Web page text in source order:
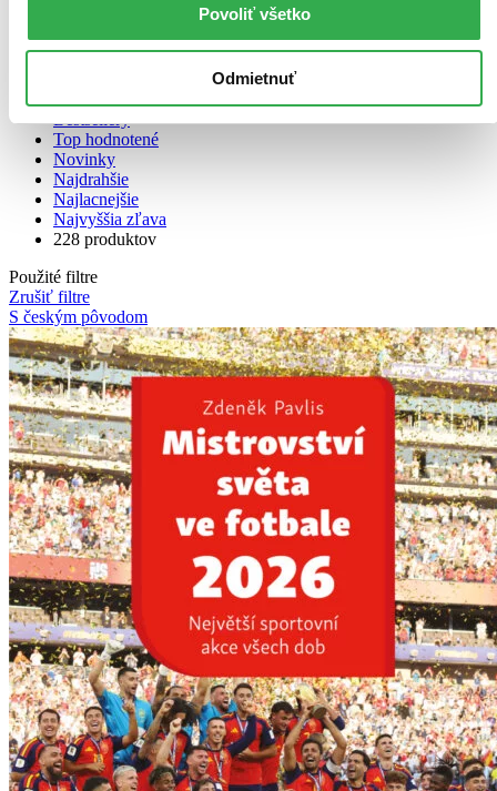
Povoliť všetko
Odmietnuť
Bestsellery
Top hodnotené
Novinky
Najdrahšie
Najlacnejšie
Najvyššia zľava
228 produktov
Použité filtre
Zrušiť filtre
S českým pôvodom